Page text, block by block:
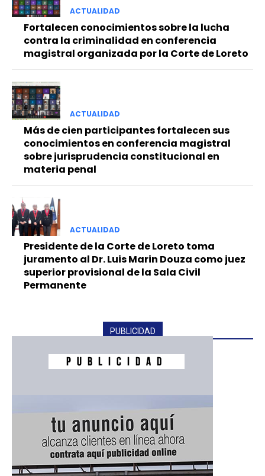
ACTUALIDAD
Fortalecen conocimientos sobre la lucha
contra la criminalidad en conferencia
magistral organizada por la Corte de Loreto
ACTUALIDAD
Más de cien participantes fortalecen sus
conocimientos en conferencia magistral
sobre jurisprudencia constitucional en
materia penal
ACTUALIDAD
Presidente de la Corte de Loreto toma
juramento al Dr. Luis Marin Douza como juez
superior provisional de la Sala Civil
Permanente
PUBLICIDAD